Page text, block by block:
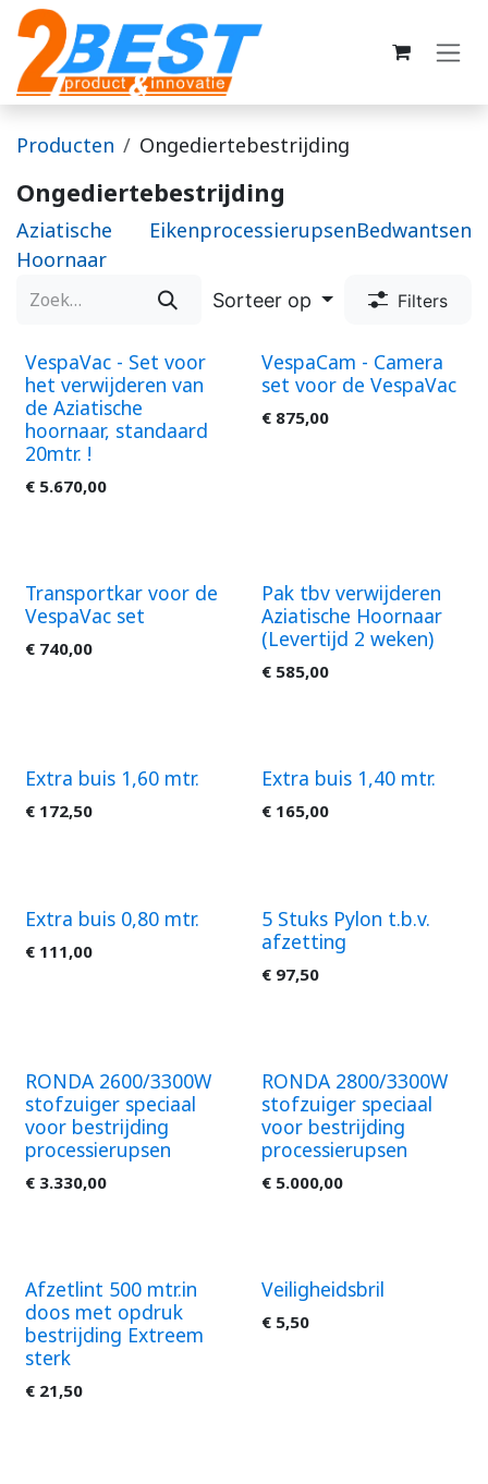
Overslaan naar inhoud
Producten Ongediertebestrijding
Ongediertebestrijding
Aziatische
Hoornaar
EikenprocessierupsenBedwantsen
Sorteer op Filters
VespaVac - Set voor
het verwijderen van
de Aziatische
hoornaar, standaard
20mtr. !
€ 5.670,00
VespaCam - Camera
set voor de VespaVac
€ 875,00
Transportkar voor de
VespaVac set
€ 740,00
Pak tbv verwijderen
Aziatische Hoornaar
(Levertijd 2 weken)
€ 585,00
Extra buis 1,60 mtr.
€ 172,50
Extra buis 1,40 mtr.
€ 165,00
Extra buis 0,80 mtr.
€ 111,00
5 Stuks Pylon t.b.v.
afzetting
€ 97,50
RONDA 2600/3300W
stofzuiger speciaal
voor bestrijding
processierupsen
€ 3.330,00
RONDA 2800/3300W
stofzuiger speciaal
voor bestrijding
processierupsen
€ 5.000,00
Afzetlint 500 mtr.in
doos met opdruk
bestrijding Extreem
sterk
€ 21,50
Veiligheidsbril
€ 5,50